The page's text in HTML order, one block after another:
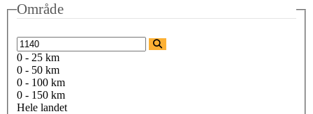
Område
0 - 25 km
0 - 50 km
0 - 100 km
0 - 150 km
Hele landet